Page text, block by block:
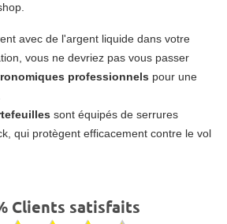
avec de l'argent liquide dans votre
vous ne devriez pas vous passer
professionnels pour une
sont équipés de serrures
qui protègent efficacement contre le vol
Clients satisfaits